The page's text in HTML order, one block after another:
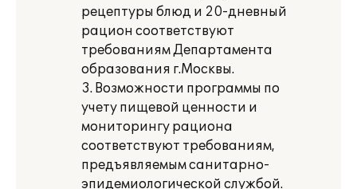
рецептуры блюд и 20-дневный
рацион соответствуют
требованиям Департамента
образования г.Москвы.
3. Возможности программы по
учету пищевой ценности и
мониторингу рациона
соответствуют требованиям,
предъявляемым санитарно-
эпидемиологической службой.